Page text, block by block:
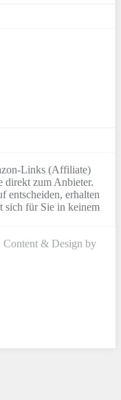
Links (Affiliate)
direkt zum Anbieter.
entscheiden, erhalten
sich für Sie in keinem
Content & Design by